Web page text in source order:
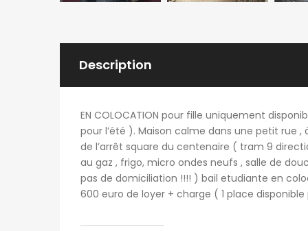
Description
EN COLOCATION pour fille uniquement
pour l’été ). Maison calme dans une petit rue
de l’arrêt square du centenaire ( tram 9
au gaz , frigo, micro ondes neufs , salle de
pas de domiciliation !!!! ) bail etudiante en
600 euro de loyer + charge ( 1 place